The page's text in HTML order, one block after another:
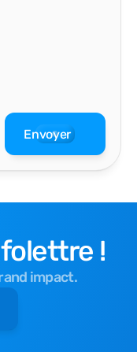
Envoyer
!
impact.